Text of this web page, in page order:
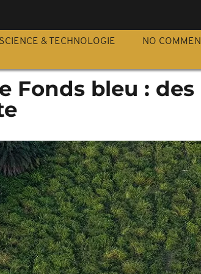
SCIENCE & TECHNOLOGIE NO COMMENT
Fonds bleu :